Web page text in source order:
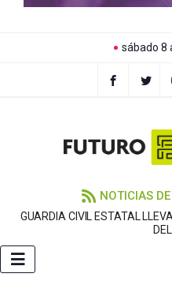
sábado 8
NOTICIAS
GUARDIA CIVIL ESTATAL